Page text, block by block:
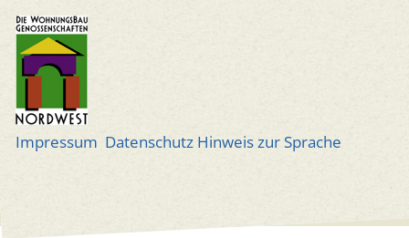
Impressum Datenschutz Hinweis zur Sprache